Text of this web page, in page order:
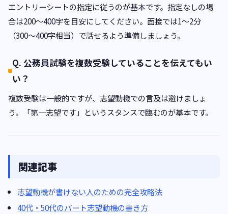
エントリーシートの指定に従うのが基本です。指定なしの場
合は200〜400字を目安にしてください。面接では1〜2分
（300〜400字相当）で話せるよう準備しましょう。
Q. 公務員試験を複数受験していることを伝えてもい
い？
複数受験は一般的ですが、志望動機での言及は避けましょ
う。「第一志望です」というスタンスで臨むのが基本です。
関連記事
志望動機が書けない人のための完全攻略法
40代・50代のパート志望動機の書き方